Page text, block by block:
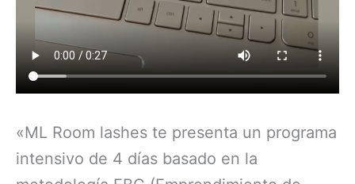
«ML Room lashes te presenta un programa
intensivo de 4 días basado en la